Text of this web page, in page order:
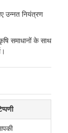
उन्नत नियंत्रण
समाधानों के साथ